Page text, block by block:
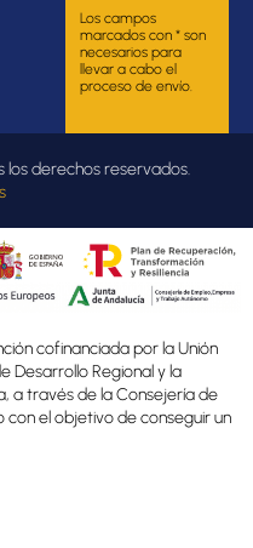
Los campos
marcados con * son
necesarios para
llevar a cabo el
proceso de envío.
los derechos reservados.
cofinanciada por la Unión
Desarrollo Regional y la
a través de la Consejería de
el objetivo de conseguir un